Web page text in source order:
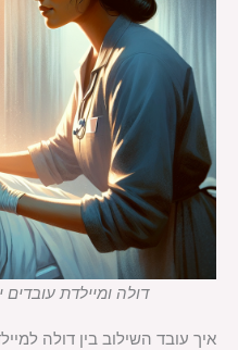
דולה ומיילדת
איך עובד השילוב בין דולה